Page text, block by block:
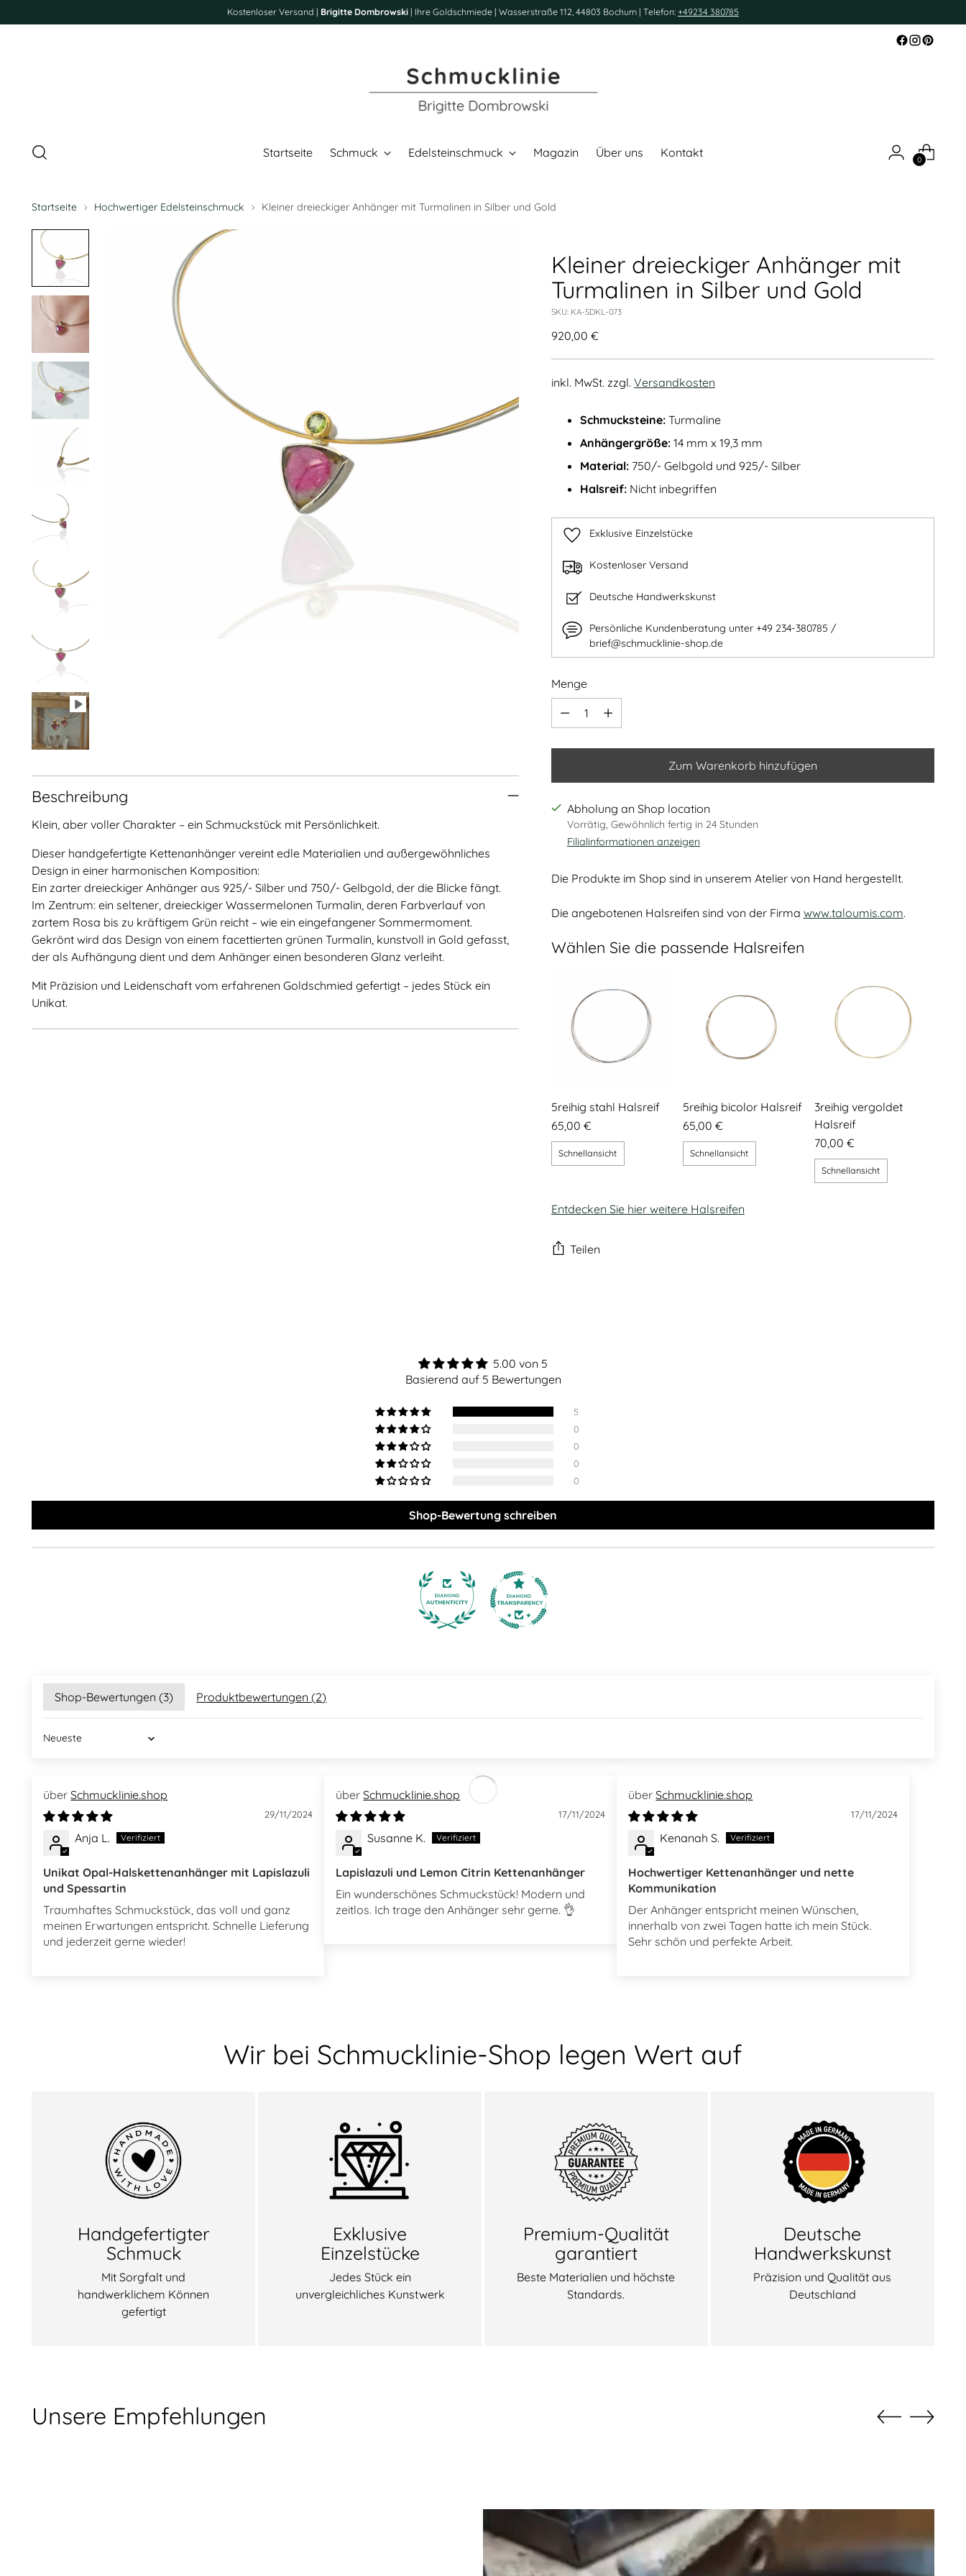
Kostenloser Versand | Brigitte Dombrowski | Ihre Goldschmiede | Wasserstraße 112, 44803 Bochum | Telefon: +49234 380785
Startseite Schmuck Edelsteinschmuck Magazin Über uns Kontakt 0
Startseite Hochwertiger Edelsteinschmuck Kleiner dreieckiger Anhänger mit Turmalinen in Silber und Gold
Beschreibung
Klein, aber voller Charakter – ein Schmuckstück mit Persönlichkeit.
Dieser handgefertigte Kettenanhänger vereint edle Materialien und außergewöhnliches
Design in einer harmonischen Komposition:
Ein zarter dreieckiger Anhänger aus 925/- Silber und 750/- Gelbgold, der die Blicke fängt.
Im Zentrum: ein seltener, dreieckiger Wassermelonen Turmalin, deren Farbverlauf von
zartem Rosa bis zu kräftigem Grün reicht – wie ein eingefangener Sommermoment.
Gekrönt wird das Design von einem facettierten grünen Turmalin, kunstvoll in Gold gefasst,
der als Aufhängung dient und dem Anhänger einen besonderen Glanz verleiht.
Mit Präzision und Leidenschaft vom erfahrenen Goldschmied gefertigt – jedes Stück ein
Unikat.
Kleiner dreieckiger Anhänger mit
Turmalinen in Silber und Gold
SKU: KA-SDKL-073
Regulärer
920,00 €
inkl. MwSt. zzgl. Versandkosten
Schmucksteine: Turmaline
Anhängergröße: 14 mm x 19,3 mm
Material:750/- Gelbgold und 925/- Silber
Halsreif:Nicht inbegriffen
Exklusive Einzelstücke
Kostenloser Versand
Deutsche Handwerkskunst
Persönliche Kundenberatung unter +49 234-380785 /
brief@schmucklinie-shop.de
Menge
Menge
Zum Warenkorb hinzufügen
Abholung an Shop location
Vorrätig, Gewöhnlich fertig in 24 Stunden
Filialinformationen anzeigen
Die Produkte im Shop sind in unserem Atelier von Hand hergestellt.
Die angebotenen Halsreifen sind von der Firma www.taloumis.com.
Wählen Sie die passende Halsreifen
5reihig stahl Halsreif
65,00 €
Schnellansicht
5reihig bicolor Halsreif
65,00 €
Schnellansicht
3reihig vergoldet
Halsreif
70,00 €
Schnellansicht
Entdecken Sie hier weitere Halsreifen
Teilen
5.00 von 5
Basierend auf 5 Bewertungen
5
0
0
0
0
Shop-Bewertung schreiben
Shop-Bewertungen (3) Produktbewertungen (2)
Sort by
Schmucklinie.shop
29/11/2024
Anja L.
Unikat Opal-Halskettenanhänger mit Lapislazuli
und Spessartin
Traumhaftes Schmuckstück, das voll und ganz
meinen Erwartungen entspricht. Schnelle Lieferung
und jederzeit gerne wieder!
Schmucklinie.shop
17/11/2024
Susanne K.
Lapislazuli und Lemon Citrin Kettenanhänger
Ein wunderschönes Schmuckstück! Modern und
zeitlos. Ich trage den Anhänger sehr gerne. 👌
Schmucklinie.shop
17/11/2024
Kenanah S.
Hochwertiger Kettenanhänger und nette
Kommunikation
Der Anhänger entspricht meinen Wünschen,
innerhalb von zwei Tagen hatte ich mein Stück.
Sehr schön und perfekte Arbeit.
Wir bei Schmucklinie-Shop legen Wert auf
Handgefertigter
Schmuck
Mit Sorgfalt und
handwerklichem Können
gefertigt
Exklusive
Einzelstücke
Jedes Stück ein
unvergleichliches Kunstwerk
Premium-Qualität
garantiert
Beste Materialien und höchste
Standards.
Deutsche
Handwerkskunst
Präzision und Qualität aus
Deutschland
Unsere Empfehlungen